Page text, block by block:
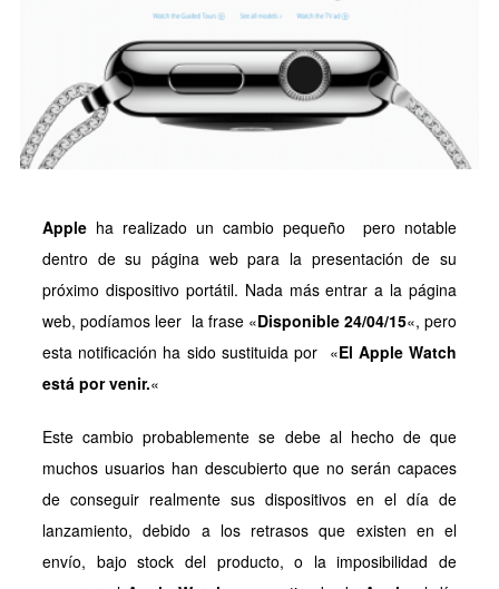
Apple ha realizado un cambio pequeño pero notable
dentro de su página web para la presentación de su
próximo dispositivo portátil. Nada más entrar a la página
web, podíamos leer la frase «Disponible 24/04/15«, pero
esta notificación ha sido sustituida por «El Apple Watch
está por venir.«
Este cambio probablemente se debe al hecho de que
muchos usuarios han descubierto que no serán capaces
de conseguir realmente sus dispositivos en el día de
lanzamiento, debido a los retrasos que existen en el
envío, bajo stock del producto, o la imposibilidad de